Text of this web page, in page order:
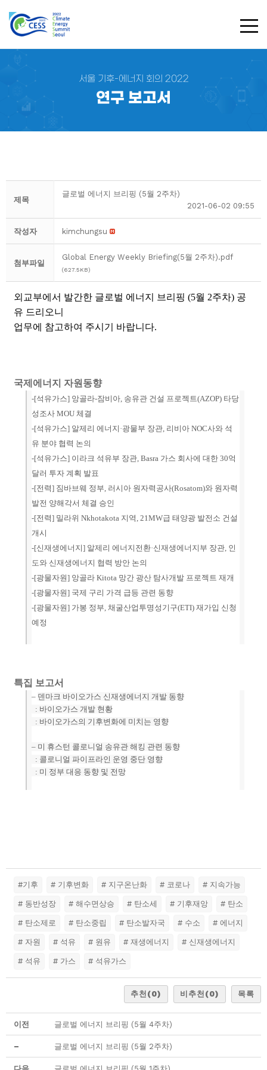
서울 기후-에너지 회의 2022
연구 보고서
제목
글로벌 에너지 브리핑 (5월 2주차)
2021-06-02 09:55
작성자 kimchungsu
첨부파일
Global Energy Weekly Briefing(5월 2주차).pdf
(627.5KB)
외교부에서 발간한 글로벌 에너지 브리핑 (5월 2주차) 공
유 드리오니
업무에 참고하여 주시기 바랍니다.
국제에너지 자원동향
-[석유가스] 앙골라-잠비아, 송유관 건설 프로젝트(AZOP) 타당
성조사 MOU 체결
-[석유가스] 알제리 에너지·광물부 장관, 리비아 NOC사와 석
유 분야 협력 논의
-[석유가스] 이라크 석유부 장관, Basra 가스 회사에 대한 30억
달러 투자 계획 발표
-[전력] 짐바브웨 정부, 러시아 원자력공사(Rosatom)와 원자력
발전 양해각서 체결 승인
-[전력] 밀라위 Nkhotakota 지역, 21MW급 태양광 발전소 건설
개시
-[신재생에너지] 알제리 에너지전환·신재생에너지부 장관, 인
도와 신재생에너지 협력 방안 논의
-[광물자원] 앙골라 Kitota 망간 광산 탐사개발 프로젝트 재개
-[광물자원] 국제 구리 가격 급등 관련 동향
-[광물자원] 가봉 정부, 채굴산업투명성기구(ETI) 재가입 신청
예정
특집 보고서
– 덴마크 바이오가스 신재생에너지 개발 동향
: 바이오가스 개발 현황
: 바이오가스의 기후변화에 미치는 영향
– 미 휴스턴 콜로니얼 송유관 해킹 관련 동향
: 콜로니얼 파이프라인 운영 중단 영향
: 미 정부 대응 동향 및 전망
#기후 # 기후변화 # 지구온난화 # 코로나 # 지속가능
# 동반성장 # 해수면상승 # 탄소세 # 기후재앙 # 탄소
# 탄소제로 # 탄소중립 # 탄소발자국 # 수소 # 에너지
# 자원 # 석유 # 원유 # 재생에너지 # 신재생에너지
# 석유 # 가스 # 석유가스
추천 (0) 비추천 (0) 목록
이전 글로벌 에너지 브리핑 (5월 4주차)
– 글로벌 에너지 브리핑 (5월 2주차)